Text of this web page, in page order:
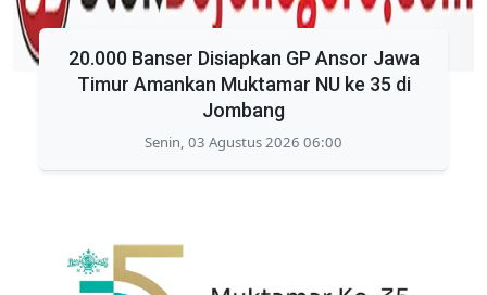
20.000 Banser Disiapkan GP Ansor Jawa
Timur Amankan Muktamar NU ke 35 di
Jombang
Senin, 03 Agustus 2026 06:00